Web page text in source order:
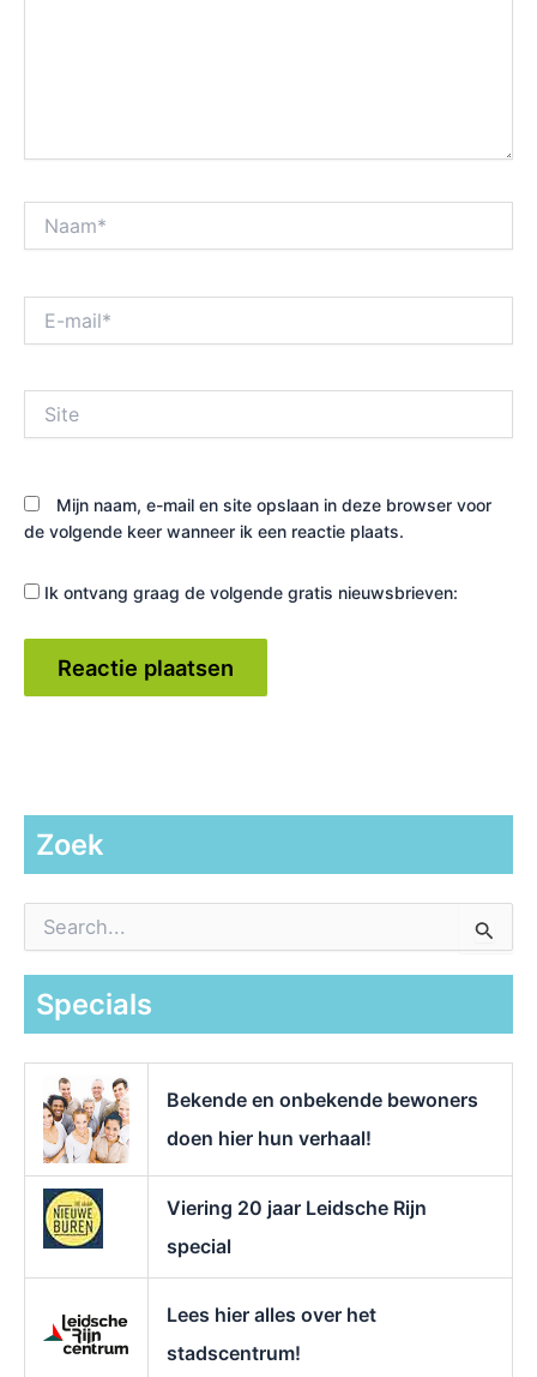
mail*
Mijn naam, e-mail en site opslaan in deze browser voor
de volgende keer wanneer ik een reactie plaats.
Ik ontvang graag de volgende gratis nieuwsbrieven:
Zoek
a
Specials
Bekende en onbekende bewoners
doen hier hun verhaal!
Viering 20 jaar Leidsche Rijn
special
Lees hier alles over het
stadscentrum!